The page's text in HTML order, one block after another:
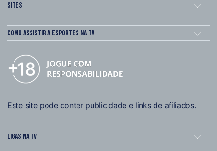
Sites
Como assistir a esportes na TV
Este site pode conter publicidade e links de afiliados.
Ligas na TV